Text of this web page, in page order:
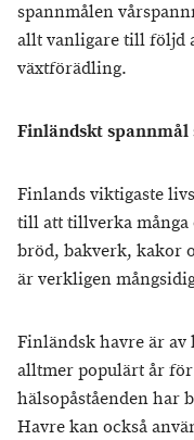
spannmålen
allt vanligare till följd
växtförädling.
Finländskt spannmål
Finlands viktigaste
till att tillverka
bröd, bakverk, kakor
är verkligen
Finländsk havre är
alltmer populärt år för
hälsopåståenden har
Havre kan också